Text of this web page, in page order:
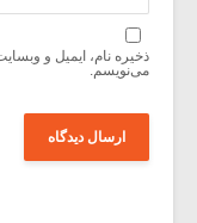
ذخیره نام، ایمیل و
می‌نویسم.